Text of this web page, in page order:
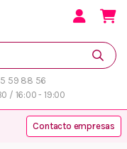
59 88 56
/ 16:00 - 19:00
Contacto empresas